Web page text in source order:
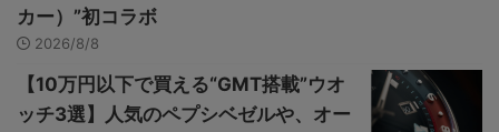
カー）”初コラボ
2026/8/8
【10万円以下で買える“GMT搭載”ウオ
ッチ3選】人気のペプシベゼルや、オー